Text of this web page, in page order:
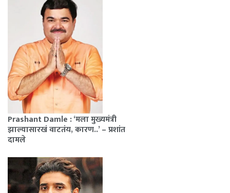
Prashant Damle : ‘मला मुख्यमंत्री
झाल्यासारखं वाटतंय, कारण..’ – प्रशांत
दामले